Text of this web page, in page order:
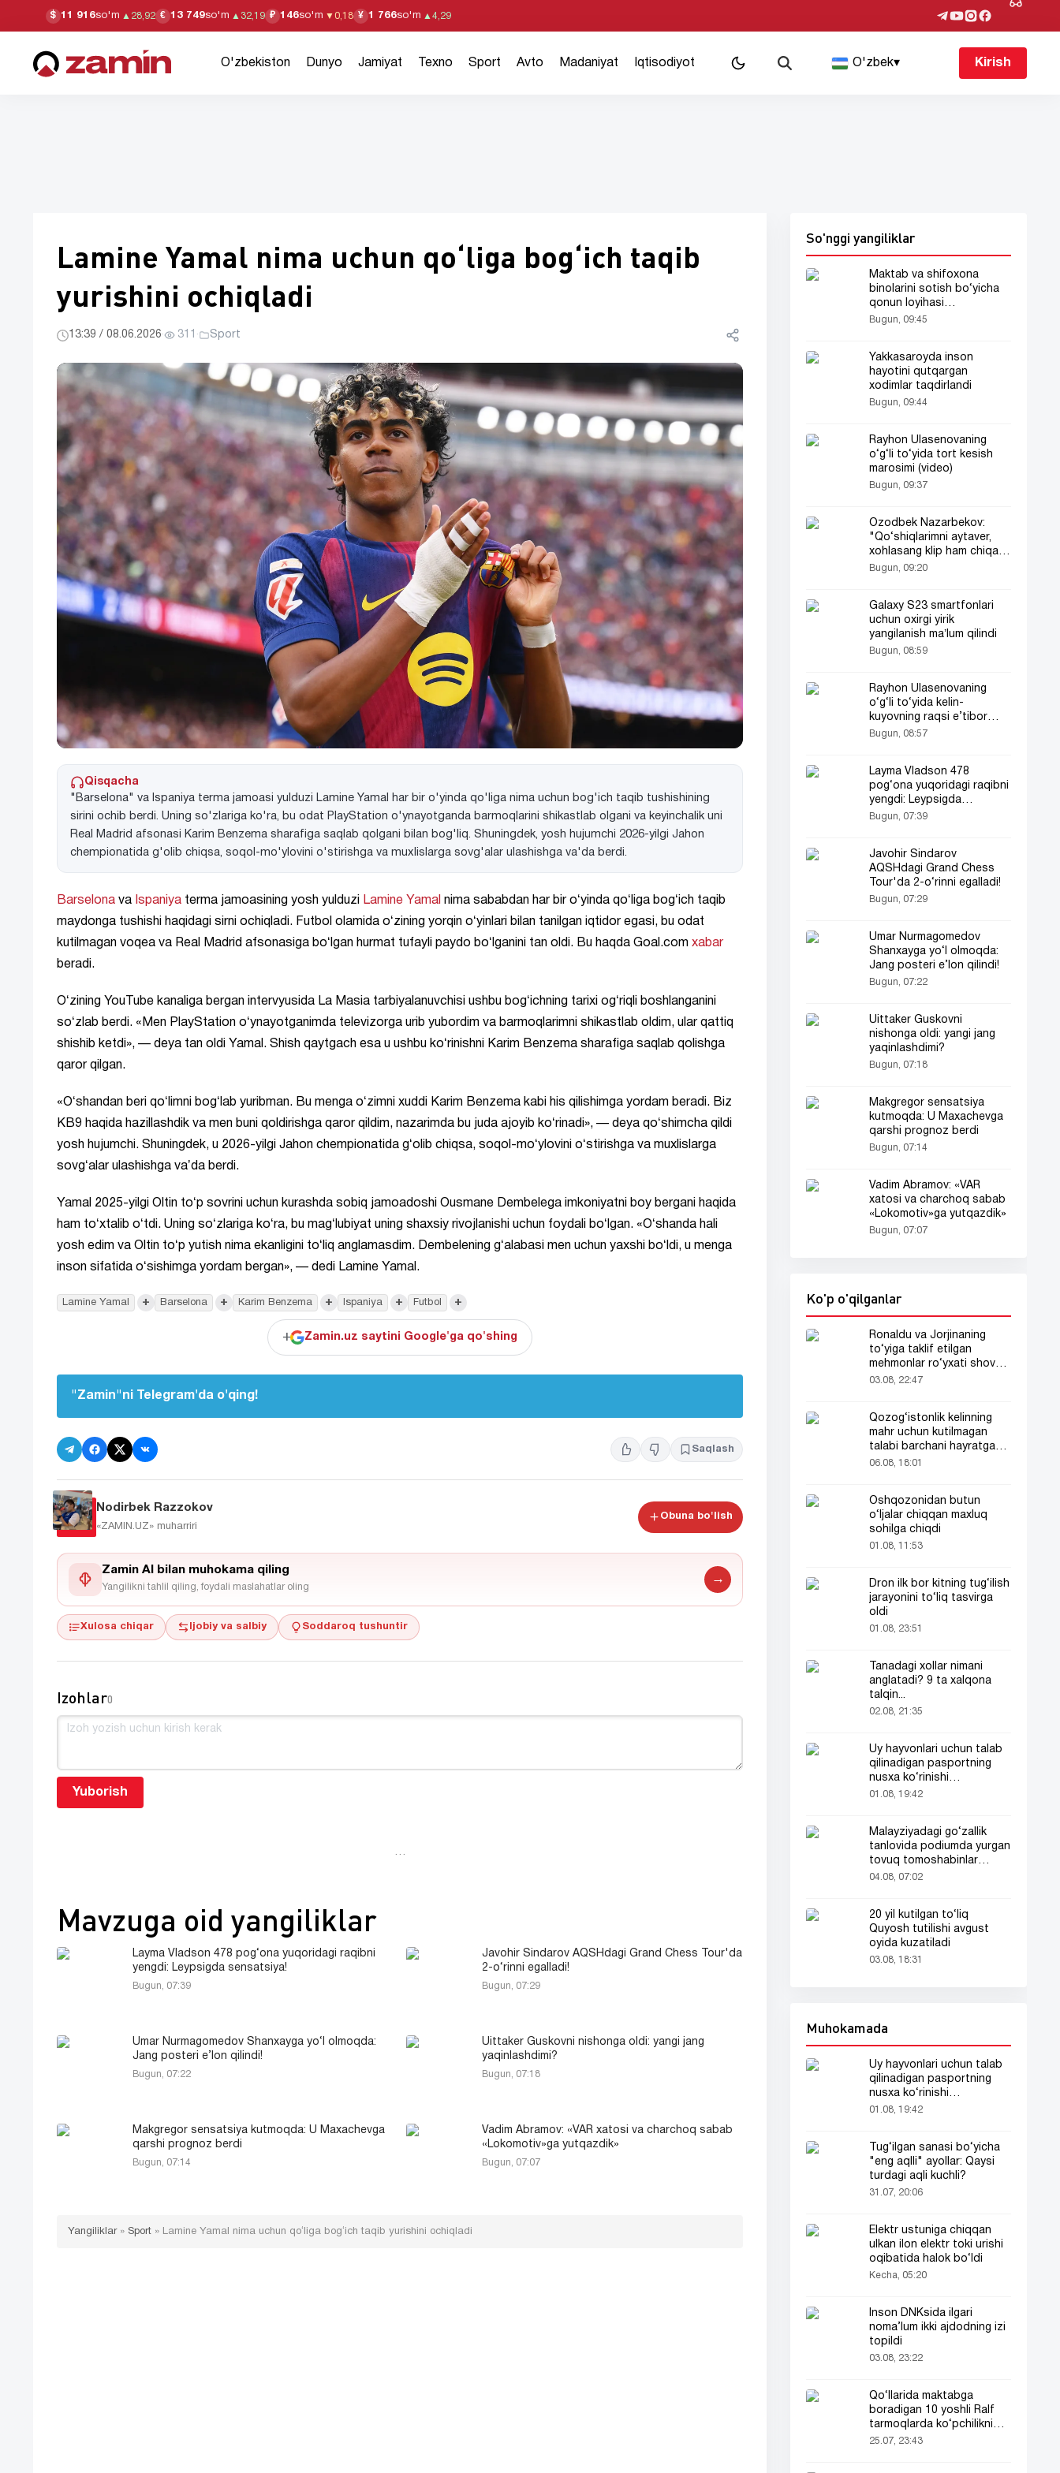
$ 11 916so'm ▲ 28,92 € 13 749so'm ▲ 32,19 ₽ 146so'm ▼ 0,18 ¥ 1 766so'm ▲ 4,29
O'zbekiston Dunyo Jamiyat Texno Sport Avto Madaniyat Iqtisodiyot O'zbek▾ Kirish
Lamine Yamal nima uchun qoʻliga bogʻich taqib
yurishini ochiqladi
13:39 / 08.06.2026· 311 · Sport
Qisqacha
"Barselona" va Ispaniya terma jamoasi yulduzi Lamine Yamal har bir o'yinda qo'liga nima uchun bog'ich taqib tushishining
sirini ochib berdi. Uning so'zlariga ko'ra, bu odat PlayStation o'ynayotganda barmoqlarini shikastlab olgani va keyinchalik uni
Real Madrid afsonasi Karim Benzema sharafiga saqlab qolgani bilan bog'liq. Shuningdek, yosh hujumchi 2026-yilgi Jahon
chempionatida g'olib chiqsa, soqol-mo'ylovini o'stirishga va muxlislarga sovg'alar ulashishga va'da berdi.
Barselona va Ispaniya terma jamoasining yosh yulduzi Lamine Yamal nima sababdan har bir oʻyinda qoʻliga bogʻich taqib
maydonga tushishi haqidagi sirni ochiqladi. Futbol olamida oʻzining yorqin oʻyinlari bilan tanilgan iqtidor egasi, bu odat
kutilmagan voqea va Real Madrid afsonasiga boʻlgan hurmat tufayli paydo boʻlganini tan oldi. Bu haqda Goal.com xabar
beradi.
Oʻzining YouTube kanaliga bergan intervyusida La Masia tarbiyalanuvchisi ushbu bogʻichning tarixi ogʻriqli boshlanganini
soʻzlab berdi. «Men PlayStation oʻynayotganimda televizorga urib yubordim va barmoqlarimni shikastlab oldim, ular qattiq
shishib ketdi», — deya tan oldi Yamal. Shish qaytgach esa u ushbu koʻrinishni Karim Benzema sharafiga saqlab qolishga
qaror qilgan.
«Oʻshandan beri qoʻlimni bogʻlab yuribman. Bu menga oʻzimni xuddi Karim Benzema kabi his qilishimga yordam beradi. Biz
KB9 haqida hazillashdik va men buni qoldirishga qaror qildim, nazarimda bu juda ajoyib koʻrinadi», — deya qoʻshimcha qildi
yosh hujumchi. Shuningdek, u 2026-yilgi Jahon chempionatida gʻolib chiqsa, soqol-moʻylovini oʻstirishga va muxlislarga
sovgʻalar ulashishga vaʼda berdi.
Yamal 2025-yilgi Oltin toʻp sovrini uchun kurashda sobiq jamoadoshi Ousmane Dembelega imkoniyatni boy bergani haqida
ham toʻxtalib oʻtdi. Uning soʻzlariga koʻra, bu magʻlubiyat uning shaxsiy rivojlanishi uchun foydali boʻlgan. «Oʻshanda hali
yosh edim va Oltin toʻp yutish nima ekanligini toʻliq anglamasdim. Dembelening gʻalabasi men uchun yaxshi boʻldi, u menga
inson sifatida oʻsishimga yordam bergan», — dedi Lamine Yamal.
Lamine Yamal + Barselona + Karim Benzema + Ispaniya + Futbol +
+ Zamin.uz saytini Google'ga qo'shing
"Zamin"ni Telegram'da o'qing!
Saqlash
Nodirbek Razzokov
«ZAMIN.UZ» muharriri
Obuna bo'lish
Zamin AI bilan muhokama qiling
Yangilikni tahlil qiling, foydali maslahatlar oling
→
Xulosa chiqar Ijobiy va salbiy Soddaroq tushuntir
Izohlar0
Yuborish
…
Mavzuga oid yangiliklar
Layma Vladson 478 pog‘ona yuqoridagi raqibni
yengdi: Leypsigda sensatsiya!
Bugun, 07:39
Javohir Sindarov AQSHdagi Grand Chess Tour'da
2-o‘rinni egalladi!
Bugun, 07:29
Umar Nurmagomedov Shanxayga yo‘l olmoqda:
Jang posteri e’lon qilindi!
Bugun, 07:22
Uittaker Guskovni nishonga oldi: yangi jang
yaqinlashdimi?
Bugun, 07:18
Makgregor sensatsiya kutmoqda: U Maxachevga
qarshi prognoz berdi
Bugun, 07:14
Vadim Abramov: «VAR xatosi va charchoq sabab
«Lokomotiv»ga yutqazdik»
Bugun, 07:07
Yangiliklar» Sport » Lamine Yamal nima uchun qoʻliga bogʻich taqib yurishini ochiqladi
So'nggi yangiliklar
Maktab va shifoxona
binolarini sotish bo‘yicha
qonun loyihasi
tayyorlanmoqda
Bugun, 09:45
Yakkasaroyda inson
hayotini qutqargan
xodimlar taqdirlandi
Bugun, 09:44
Rayhon Ulasenovaning
o‘g‘li to‘yida tort kesish
marosimi (video)
Bugun, 09:37
Ozodbek Nazarbekov:
"Qo‘shiqlarimni aytaver,
xohlasang klip ham chiqar"
(video)
Bugun, 09:20
Galaxy S23 smartfonlari
uchun oxirgi yirik
yangilanish maʼlum qilindi
Bugun, 08:59
Rayhon Ulasenovaning
o‘g‘li to‘yida kelin-
kuyovning raqsi e’tibor
markazida bo‘ldi (video)
Bugun, 08:57
Layma Vladson 478
pog‘ona yuqoridagi raqibni
yengdi: Leypsigda
sensatsiya!
Bugun, 07:39
Javohir Sindarov
AQSHdagi Grand Chess
Tour'da 2-o‘rinni egalladi!
Bugun, 07:29
Umar Nurmagomedov
Shanxayga yo‘l olmoqda:
Jang posteri e’lon qilindi!
Bugun, 07:22
Uittaker Guskovni
nishonga oldi: yangi jang
yaqinlashdimi?
Bugun, 07:18
Makgregor sensatsiya
kutmoqda: U Maxachevga
qarshi prognoz berdi
Bugun, 07:14
Vadim Abramov: «VAR
xatosi va charchoq sabab
«Lokomotiv»ga yutqazdik»
Bugun, 07:07
Ko'p o'qilganlar
Ronaldu va Jorjinaning
to‘yiga taklif etilgan
mehmonlar ro‘yxati shov-
shuvda
03.08, 22:47
Qozog‘istonlik kelinning
mahr uchun kutilmagan
talabi barchani hayratga
soldi
06.08, 18:01
Oshqozonidan butun
o‘ljalar chiqqan maxluq
sohilga chiqdi
01.08, 11:53
Dron ilk bor kitning tug‘ilish
jarayonini to‘liq tasvirga
oldi
01.08, 23:51
Tanadagi xollar nimani
anglatadi? 9 ta xalqona
talqin...
02.08, 21:35
Uy hayvonlari uchun talab
qilinadigan pasportning
nusxa ko‘rinishi
tarmoqlarda tarqaldi
01.08, 19:42
Malayziyadagi go‘zallik
tanlovida podiumda yurgan
tovuq tomoshabinlar
e’tiborini tortdi
04.08, 07:02
20 yil kutilgan to‘liq
Quyosh tutilishi avgust
oyida kuzatiladi
03.08, 18:31
Muhokamada
Uy hayvonlari uchun talab
qilinadigan pasportning
nusxa ko‘rinishi
tarmoqlarda tarqaldi
01.08, 19:42
Tug‘ilgan sanasi bo‘yicha
"eng aqlli" ayollar: Qaysi
turdagi aqli kuchli?
31.07, 20:06
Elektr ustuniga chiqqan
ulkan ilon elektr toki urishi
oqibatida halok bo‘ldi
Kecha, 05:20
Inson DNKsida ilgari
noma’lum ikki ajdodning izi
topildi
03.08, 23:22
Qo‘llarida maktabga
boradigan 10 yoshli Ralf
tarmoqlarda ko‘pchilikni
ta’sirlantirdi
25.07, 23:43